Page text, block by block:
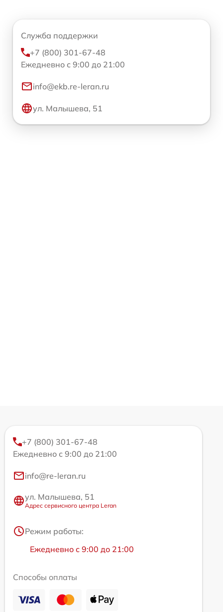
Служба поддержки
+7 (800) 301-67-48
Ежедневно с 9:00 до 21:00
info@ekb.re-leran.ru
ул. Малышева, 51
+7 (800) 301-67-48
Ежедневно с 9:00 до 21:00
info@re-leran.ru
ул. Малышева, 51
Адрес сервисного центра Leran
Режим работы:
Ежедневно с 9:00 до 21:00
Способы оплаты